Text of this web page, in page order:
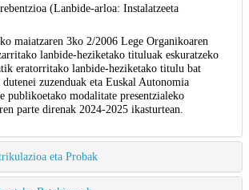
(Lanbide-arloa: Instalatzeeta
maiatzaren 3ko 2/2006 Lege Organikoaren
lanbide-heziketako tituluak eskuratzeko
eratorritako lanbide-heziketako titulu bat
dutenei zuzenduak eta Euskal Autonomia
publikoetako modalitate presentzialeko
parte direnak 2024-2025 ikasturtean.
eta Probak